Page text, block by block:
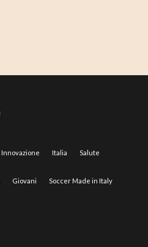
Innovazione Italia Salute
Giovani Soccer Made in Italy